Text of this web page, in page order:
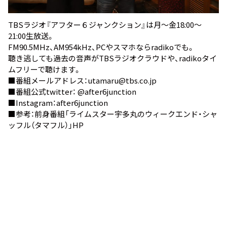
TBSラジオ『アフター６ジャンクション』は月～金18:00～
21:00生放送。
FM90.5MHz、AM954kHz、PCやスマホならradikoでも。
聴き逃しても過去の音声がTBSラジオクラウドや、 radikoタイ
ムフリーで聴けます。
■番組メールアドレス：utamaru@tbs.co.jp
■番組公式twitter： @after6junction
■Instagram：after6junction
■参考：前身番組「ライムスター宇多丸のウィークエンド・シャ
ッフル（タマフル）」HP